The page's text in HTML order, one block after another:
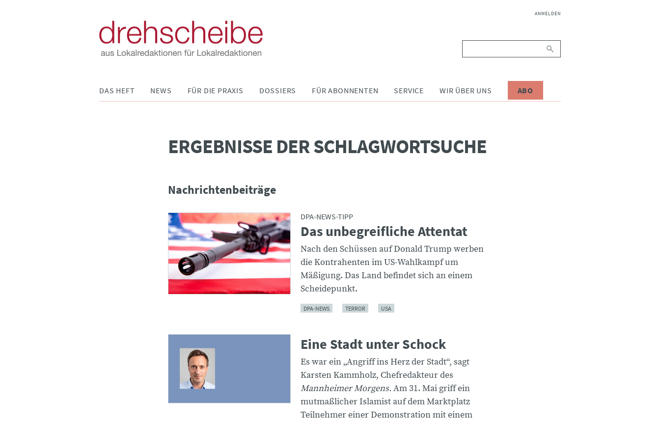
NAVIGATION
ANMELDEN
DAS HEFT NEWS FÜR DIE PRAXIS DOSSIERS FÜR ABONNENTEN SERVICE WIR ÜBER UNS ABO
­ERGEBNISSE DER SCHLAGWORTSUCHE
Nachrichtenbeiträge
DPA-NEWS-TIPP
Das unbegreifliche Attentat
Nach den Schüssen auf Donald Trump werben
die Kontrahenten im US-Wahlkampf um
Mäßigung. Das Land befindet sich an einem
Scheidepunkt.
DPA-NEWS TERROR USA
Eine Stadt unter Schock
Es war ein „Angriff ins Herz der Stadt“, sagt
Karsten Kammholz, Chefredakteur des
Mannheimer Morgens.Am 31. Mai griff ein
mutmaßlicher Islamist auf dem Marktplatz
Teilnehmer einer Demonstration mit einem